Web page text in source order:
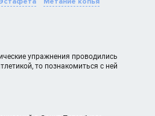
упражнения проводились
то познакомиться с ней